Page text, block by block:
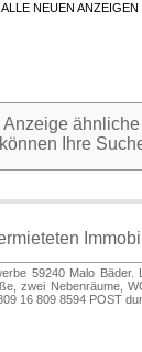
NEUEN ANZEIGEN
Anzeige
Ihre
59240 Malo
zwei Nebenräume,
16 809 8594 POST